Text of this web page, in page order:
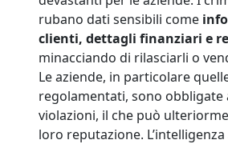
rubano dati sensibili come
clienti, dettagli finanziari e
minacciando di rilasciarli o
Le aziende, in particolare
regolamentati, sono obbligate
violazioni, il che può
loro reputazione.